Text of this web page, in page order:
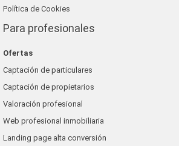
Política de Cookies
Para profesionales
Ofertas
Captación de particulares
Captación de propietarios
Valoración profesional
Web profesional inmobiliaria
Landing page alta conversión